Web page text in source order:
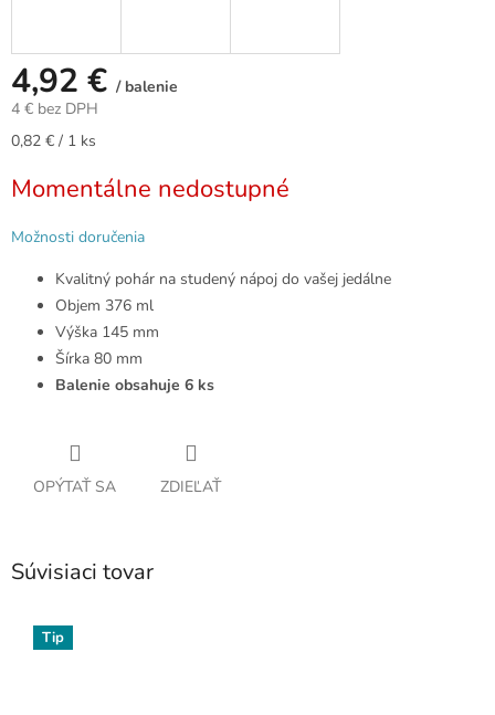
4,92 € / balenie
4 € bez DPH
Jednotková
0,82 € / 1 ks
Momentálne nedostupné
Možnosti doručenia
Kvalitný pohár na studený nápoj do vašej jedálne
Objem 376 ml
Výška 145 mm
Šírka 80 mm
Balenie obsahuje 6 ks
OPÝTAŤ SA ZDIEĽAŤ
Súvisiaci tovar
Tip